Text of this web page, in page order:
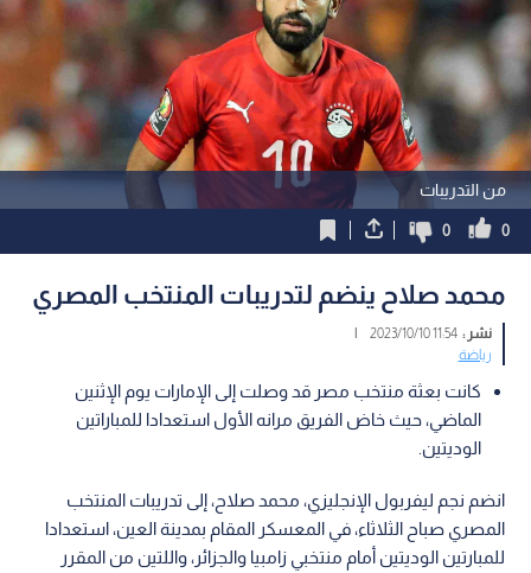
من التدريبات
0
0
محمد صلاح ينضم لتدريبات المنتخب المصري
نشر :11:54 2023/10/10
|
رياضة
كانت بعثة منتخب مصر قد وصلت إلى الإمارات يوم الإثنين
الماضي، حيث خاض الفريق مرانه الأول استعدادا للمباراتين
الوديتين.
انضم نجم ليفربول الإنجليزي، محمد صلاح، إلى تدريبات المنتخب
المصري صباح الثلاثاء، في المعسكر المقام بمدينة العين، استعدادا
للمبارتين الوديتين أمام منتخبي زامبيا والجزائر، واللتين من المقرر